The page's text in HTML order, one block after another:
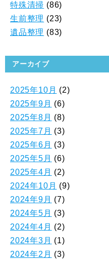
特殊清掃 (86)
生前整理 (23)
遺品整理 (83)
アーカイブ
2025年10月 (2)
2025年9月 (6)
2025年8月 (8)
2025年7月 (3)
2025年6月 (3)
2025年5月 (6)
2025年4月 (2)
2024年10月 (9)
2024年9月 (7)
2024年5月 (3)
2024年4月 (2)
2024年3月 (1)
2024年2月 (3)